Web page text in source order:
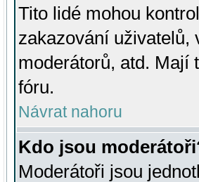
Tito lidé mohou
zakazování uživatelů,
moderátorů, atd. Mají
fóru.
Návrat nahoru
Kdo jsou
Moderátoři jsou